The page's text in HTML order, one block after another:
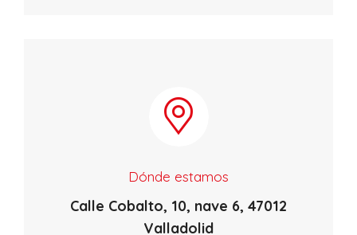
Dónde estamos
Calle Cobalto, 10, nave 6, 47012
Valladolid